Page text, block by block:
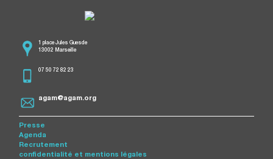
1 place Jules Guesde
13002 Marseille
07 50 72 82 23
agam@agam.org
Presse
Agenda
Recrutement
confidentialité et mentions légales